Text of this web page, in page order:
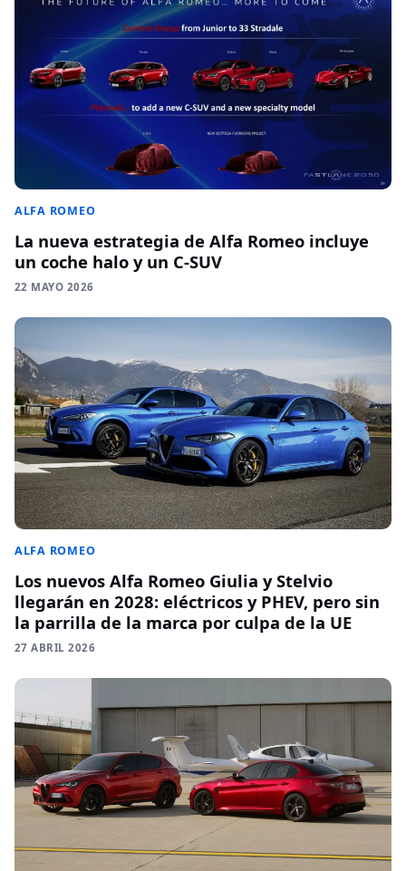
ALFA ROMEO
La nueva estrategia de Alfa Romeo incluye
un coche halo y un C-SUV
22 MAYO 2026
ALFA ROMEO
Los nuevos Alfa Romeo Giulia y Stelvio
llegarán en 2028: eléctricos y PHEV, pero sin
la parrilla de la marca por culpa de la UE
27 ABRIL 2026